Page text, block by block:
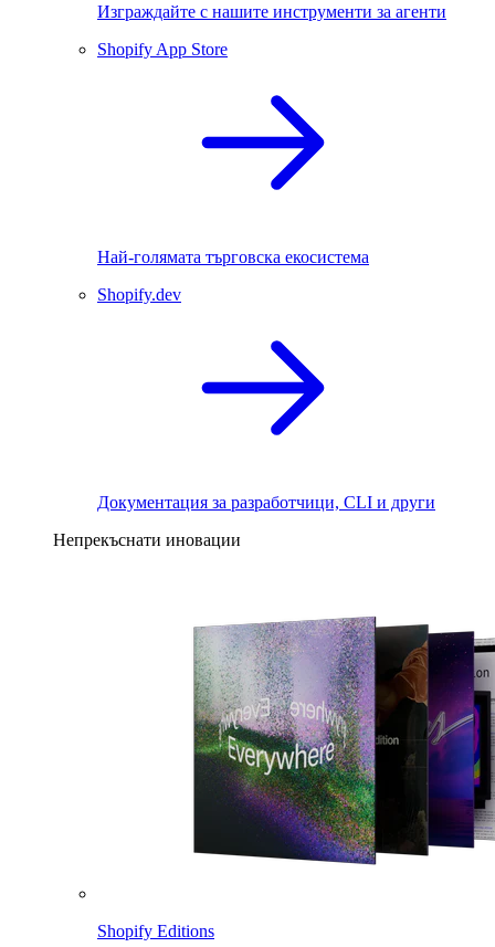
Изграждайте с нашите инструменти за агенти
Shopify App Store
Най-голямата търговска екосистема
Shopify.dev
Документация за разработчици, CLI и други
Непрекъснати иновации
Shopify Editions